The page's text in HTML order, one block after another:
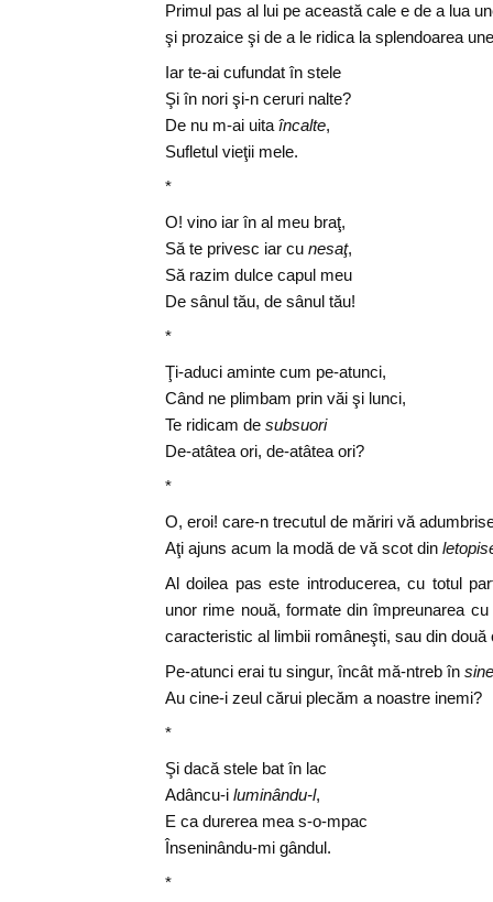
Primul pas al lui pe această cale e de a lua
şi prozaice şi de a le ridica la splendoarea
Iar te-ai cufundat în stele
Şi în nori şi-n ceruri nalte?
De nu m-ai uita încalte,
Sufletul vieţii mele.
*
O! vino iar în al meu braţ,
Să te privesc iar cu nesaţ,
Să razim dulce capul meu
De sânul tău, de sânul tău!
*
Ţi-aduci aminte cum pe-atunci,
Când ne plimbam prin văi şi lunci,
Te ridicam de subsuori
De-atâtea ori, de-atâtea ori?
*
O, eroi! care-n trecutul de măriri vă
Aţi ajuns acum la modă de vă scot din
Al doilea pas este introducerea, cu totul
unor rime nouă, formate din împreunarea
caracteristic al limbii româneşti, sau din două
Pe-atunci erai tu singur, încât mă-ntreb în
Au cine-i zeul cărui plecăm a noastre inemi?
*
Şi dacă stele bat în lac
Adâncu-i luminându-l,
E ca durerea mea s-o-mpac
Înseninându-mi gândul.
*